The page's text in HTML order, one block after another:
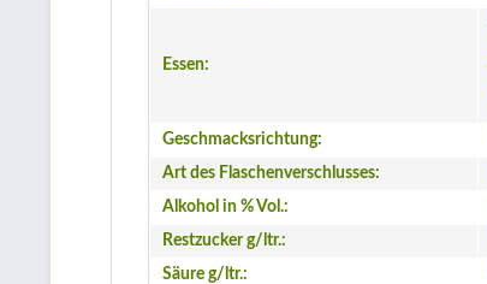
Essen:
Geschmacksrichtung:
Art des Flaschenverschlusses:
Alkohol in % Vol.:
Restzucker g/ltr.:
Säure g/ltr.: